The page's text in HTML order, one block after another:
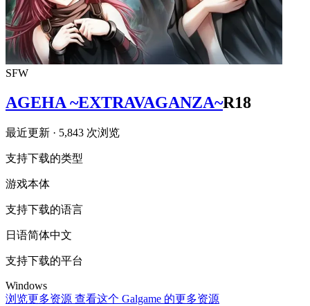
SFW
AGEHA ~EXTRAVAGANZA~R18
最近更新 · 5,843 次浏览
支持下载的类型
游戏本体
支持下载的语言
日语简体中文
支持下载的平台
Windows
浏览更多资源 查看这个 Galgame 的更多资源